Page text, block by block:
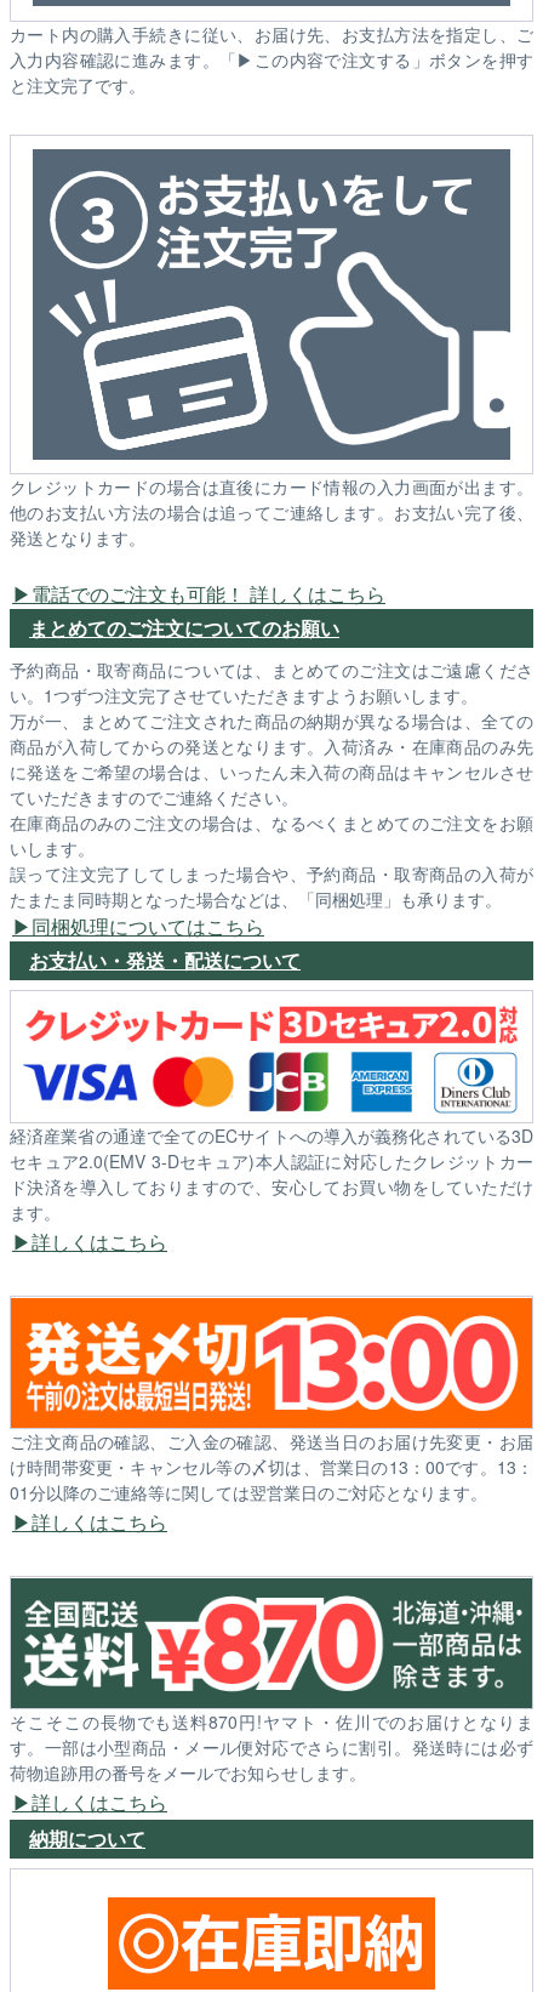
カート内の購入手続きに従い、お届け先、お支払方法を指定し、ご
入力内容確認に進みます。「▶この内容で注文する」ボタンを押す
と注文完了です。
クレジットカードの場合は直後にカード情報の入力画面が出ます。
他のお支払い方法の場合は追ってご連絡します。お支払い完了後、
発送となります。
電話でのご注文も可能！ 詳しくはこちら
まとめてのご注文についてのお願い
予約商品・取寄商品については、まとめてのご注文はご遠慮くださ
い。1つずつ注文完了させていただきますようお願いします。
万が一、まとめてご注文された商品の納期が異なる場合は、全ての
商品が入荷してからの発送となります。入荷済み・在庫商品のみ先
に発送をご希望の場合は、いったん未入荷の商品はキャンセルさせ
ていただきますのでご連絡ください。
在庫商品のみのご注文の場合は、なるべくまとめてのご注文をお願
いします。
誤って注文完了してしまった場合や、予約商品・取寄商品の入荷が
たまたま同時期となった場合などは、「同梱処理」も承ります。
同梱処理についてはこちら
お支払い・発送・配送について
経済産業省の通達で全てのECサイトへの導入が義務化されている3D
セキュア2.0(EMV 3-Dセキュア)本人認証に対応したクレジットカー
ド決済を導入しておりますので、安心してお買い物をしていただけ
ます。
詳しくはこちら
ご注文商品の確認、ご入金の確認、発送当日のお届け先変更・お届
け時間帯変更・キャンセル等の〆切は、営業日の13：00です。13：
01分以降のご連絡等に関しては翌営業日のご対応となります。
詳しくはこちら
そこそこの長物でも送料870円!ヤマト・佐川でのお届けとなりま
す。一部は小型商品・メール便対応でさらに割引。発送時には必ず
荷物追跡用の番号をメールでお知らせします。
詳しくはこちら
納期について